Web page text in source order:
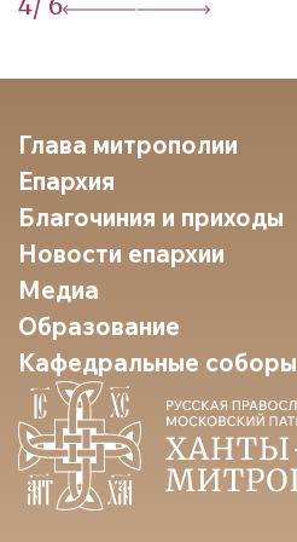
Глава митрополии
Епархия
Благочиния и приходы
Новости епархии
Медиа
Образование
Кафедральные соборы